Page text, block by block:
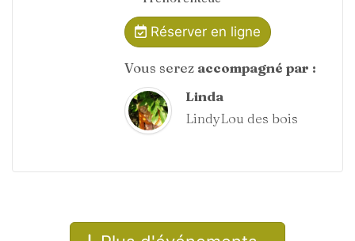
Réserver en ligne
Vous serez accompagné par :
Linda
LindyLou des bois